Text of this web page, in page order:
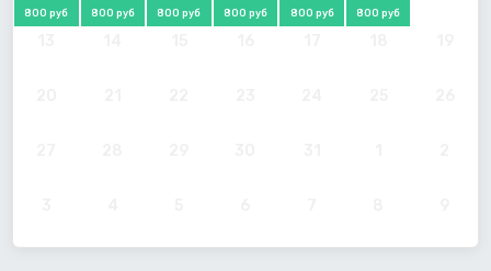
800 руб 800 руб 800 руб 800 руб 800 руб 800 руб